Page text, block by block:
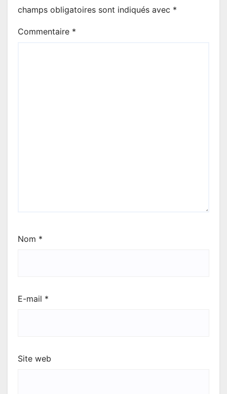
champs obligatoires sont indiqués avec *
Commentaire *
Nom *
E-mail *
Site web